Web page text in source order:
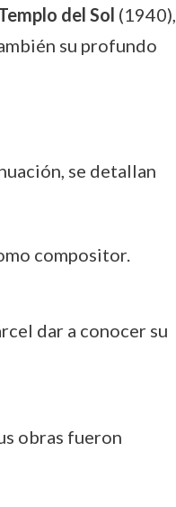
del Sol (1940),
su profundo
se detallan
compositor.
dar a conocer su
obras fueron